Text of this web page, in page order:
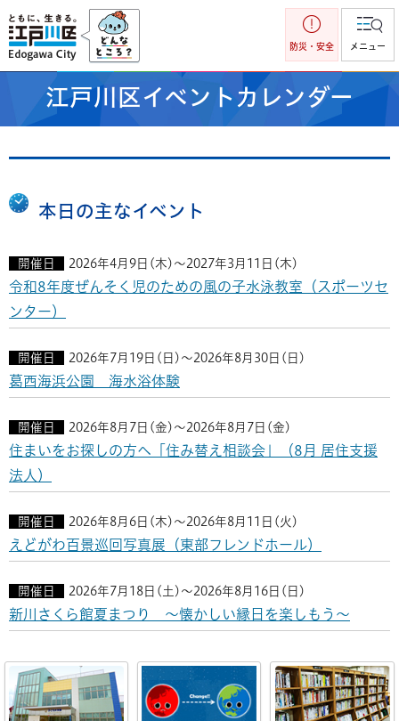
江戸川区
防災・安全 メニュー
江戸川区イベントカレンダー
本日の主なイベント
開催日 2026年4月9日(木)～2027年3月11日(木)
令和8年度ぜんそく児のための風の子水泳教室（スポーツセ
ンター）
開催日 2026年7月19日(日)～2026年8月30日(日)
葛西海浜公園 海水浴体験
開催日 2026年8月7日(金)～2026年8月7日(金)
住まいをお探しの方へ「住み替え相談会」（8月 居住支援
法人）
開催日 2026年8月6日(木)～2026年8月11日(火)
えどがわ百景巡回写真展（東部フレンドホール）
開催日 2026年7月18日(土)～2026年8月16日(日)
新川さくら館夏まつり ～懐かしい縁日を楽しもう～